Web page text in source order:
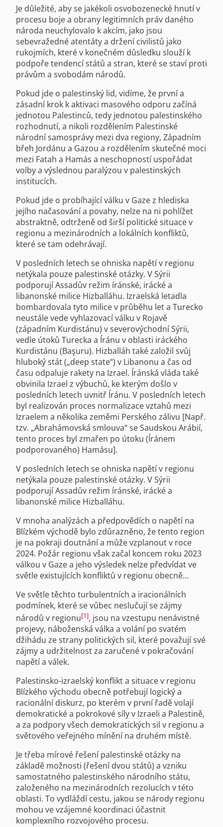
Je důležité, aby se jakékoli osvobozenecké hnutí v
procesu boje a obrany legitimních práv daného
národa neuchylovalo k akcím, jako jsou
sebevražedné atentáty a držení civilistů jako
rukojmích, které v konečném důsledku slouží k
podpoře tendencí států a stran, které se staví proti
právům a svobodám národů.
Pokud jde o palestinský lid, vidíme, že první a
zásadní krok k aktivaci masového odporu začíná
jednotou Palestinců, tedy jednotou palestinského
rozhodnutí, a nikoli rozdělením Palestinské
národní samosprávy mezi dva regiony, Západním
břeh Jordánu a Gazou a rozdělením skutečné moci
mezi Fatah a Hamás a neschopností uspořádat
volby a výslednou paralýzou v palestinských
institucích.
Pokud jde o probíhající válku v Gaze z hlediska
jejího načasování a povahy, nelze na ni pohlížet
abstraktně, odtrženě od širší politické situace v
regionu a mezinárodních a lokálních konfliktů,
které se tam odehrávají.
V posledních letech se ohniska napětí v regionu
netýkala pouze palestinské otázky. V Sýrii
podporují Assadův režim íránské, irácké a
libanonské milice Hizballáhu. Izraelská letadla
bombardovala tyto milice v průběhu let a Turecko
neustále vede vyhlazovací válku v Rojavě
(západním Kurdistánu) v severovýchodní Sýrii,
vedle útoků Turecka a Íránu v oblasti iráckého
Kurdistánu (Başuru). Hizballáh také založil svůj
hluboký stát („deep state“) v Libanonu a čas od
času odpaluje rakety na Izrael. Íránská vláda také
obvinila Izrael z výbuchů, ke kterým došlo v
posledních letech uvnitř Íránu. V posledních letech
byl realizován proces normalizace vztahů mezi
Izraelem a několika zeměmi Perského zálivu [Např.
tzv. „Abrahámovská smlouva“ se Saudskou Arábií,
tento proces byl zmařen po útoku (Íránem
podporovaného) Hamásu].
V posledních letech se ohniska napětí v regionu
netýkala pouze palestinské otázky. V Sýrii
podporují Assadův režim íránské, irácké a
libanonské milice Hizballáhu.
V mnoha analýzách a předpovědích o napětí na
Blízkém východě bylo zdůrazněno, že tento region
je na pokraji doutnání a může vzplanout v roce
2024. Požár regionu však začal koncem roku 2023
válkou v Gaze a jeho výsledek nelze předvídat ve
světle existujících konfliktů v regionu obecně…
Ve světle těchto turbulentních a iracionálních
podmínek, které se vůbec neslučují se zájmy
národů v regionu[1], jsou na vzestupu nenávistné
projevy, náboženská válka a volání po svatém
džihádu ze strany politických sil, které považují své
zájmy a udržitelnost za zaručené v pokračování
napětí a válek.
Palestinsko-izraelský konflikt a situace v regionu
Blízkého východu obecně potřebují logický a
racionální diskurz, po kterém v první řadě volají
demokratické a pokrokové síly v Izraeli a Palestině,
a za podpory všech demokratických sil v regionu a
světového veřejného mínění na druhém místě.
Je třeba mírové řešení palestinské otázky na
základě možnosti (řešení dvou států) a vzniku
samostatného palestinského národního státu,
založeného na mezinárodních rezolucích v této
oblasti. To vydláždí cestu, jakou se národy regionu
mohou ve vzájemné koordinaci účastnit
komplexního rozvojového procesu.